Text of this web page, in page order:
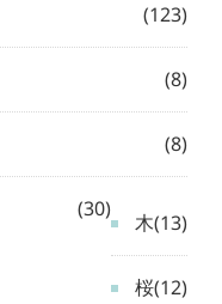
(123)
(8)
(8)
(30)
木(13)
桜(12)